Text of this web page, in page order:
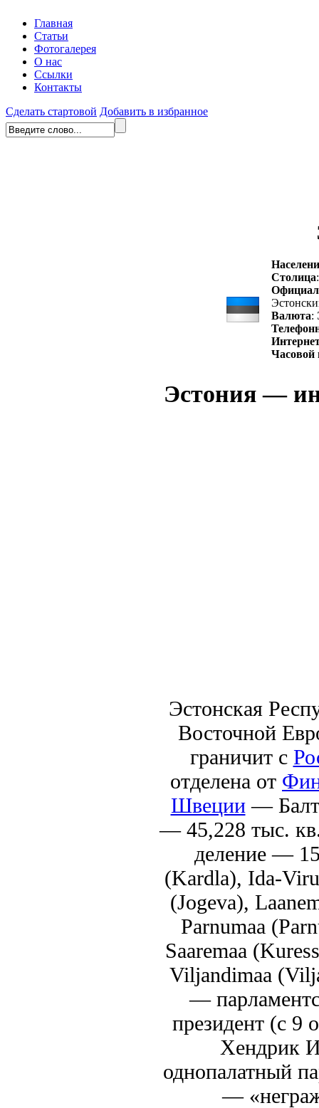
Главная
Статьи
Фотогалерея
О нас
Ссылки
Контакты
Сделать стартовой Добавить в избранное
Столица
Валюта:
Часовой
Эстония —
Эстонская
Восточной
граничит с
отделена от
Швеции—
— 45,228 тыс.
деление —
(Kardla), Ida-
(Jogeva),
Parnumaa
Saaremaa
Viljandimaa
—
президент (c 9
Хендрик
однопалатный
—